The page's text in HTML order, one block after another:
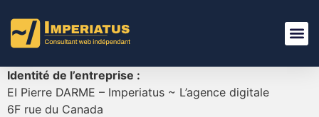
principal
Identité de l’entreprise :
EI Pierre DARME – Imperiatus ~ L’agence digitale
6F rue du Canada